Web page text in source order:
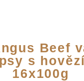
Beef
s
16x100g